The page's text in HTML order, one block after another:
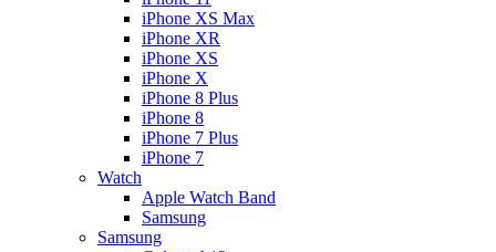
iPhone XS Max
iPhone XR
iPhone XS
iPhone X
iPhone 8 Plus
iPhone 8
iPhone 7 Plus
iPhone 7
Watch
Apple Watch Band
Samsung
Samsung